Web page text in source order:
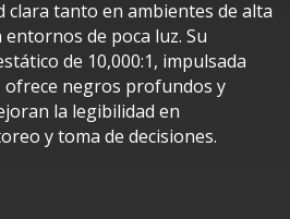
clara tanto en ambientes de alta
de poca luz. Su
de 10,000:1, impulsada
ofrece negros profundos y
la legibilidad en
y toma de decisiones.